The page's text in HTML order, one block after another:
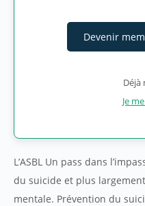
Devenir
Déjà
Je
L’ASBL Un pass dans
du suicide et plus
mentale. Prévention du